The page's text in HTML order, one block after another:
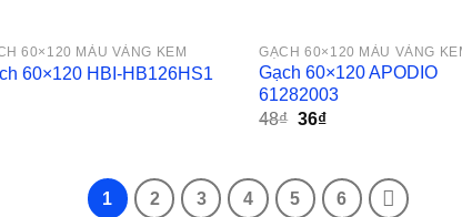
60×120 MÀU VÀNG KEM
60×120 HBI-HB126HS1
GẠCH 60×120 MÀU VÀNG
Gạch 60×120 APODIO
61282003
48₫ Giá
36₫Giá
36₫.
1 2 3 4 5 6